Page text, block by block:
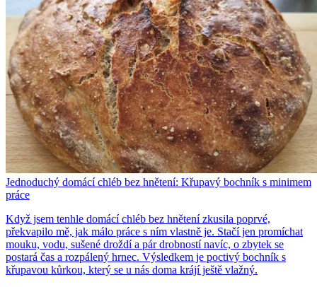
Jednoduchý domácí chléb bez hnětení: Křupavý bochník s minimem
práce
Když jsem tenhle domácí chléb bez hnětení zkusila poprvé,
překvapilo mě, jak málo práce s ním vlastně je. Stačí jen promíchat
mouku, vodu, sušené droždí a pár drobností navíc, o zbytek se
postará čas a rozpálený hrnec. Výsledkem je poctivý bochník s
křupavou kůrkou, který se u nás doma krájí ještě vlažný.